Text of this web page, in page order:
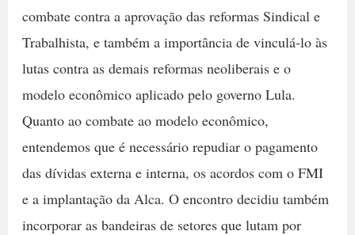
combate contra a aprovação das reformas Sindical e
Trabalhista, e também a importância de vinculá-lo às
lutas contra as demais reformas neoliberais e o
modelo econômico aplicado pelo governo Lula.
Quanto ao combate ao modelo econômico,
entendemos que é necessário repudiar o pagamento
das dívidas externa e interna, os acordos com o FMI
e a implantação da Alca. O encontro decidiu também
incorporar as bandeiras de setores que lutam por